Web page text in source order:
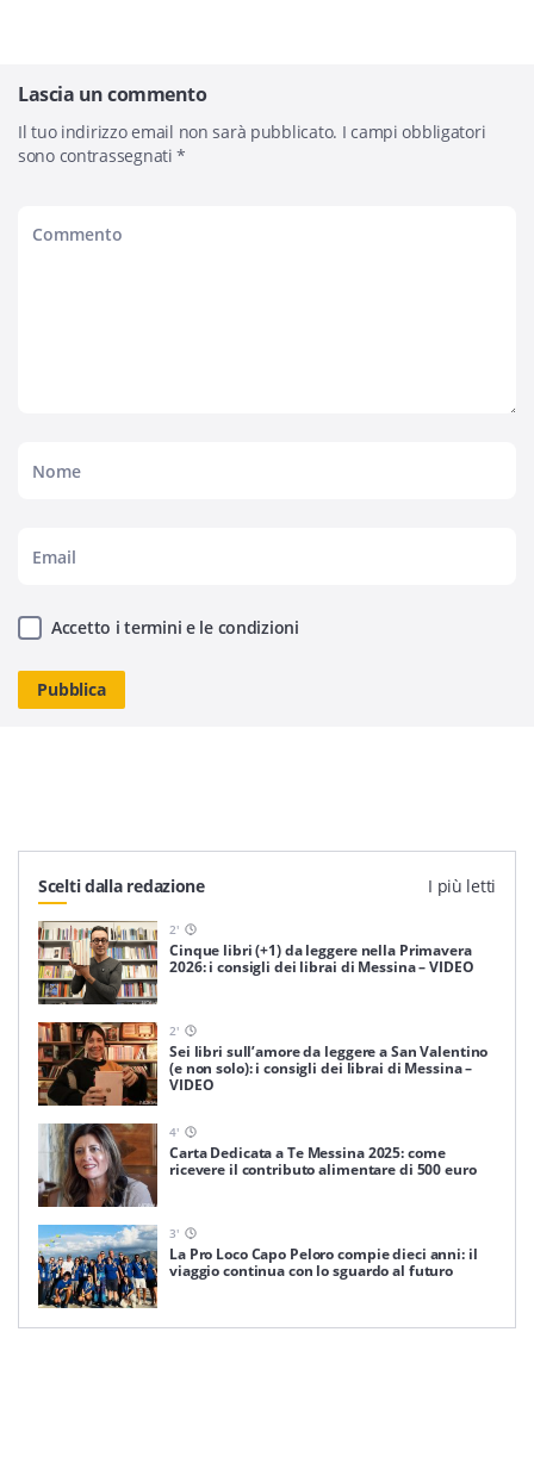
Lascia un commento
Il tuo indirizzo email non sarà pubblicato. I campi obbligatori
sono contrassegnati*
Accetto i termini e le condizioni
Scelti dalla redazione I più letti
2'
Cinque libri (+1) da leggere nella Primavera
2026: i consigli dei librai di Messina – VIDEO
2'
Sei libri sull’amore da leggere a San Valentino
(e non solo): i consigli dei librai di Messina –
VIDEO
4'
Carta Dedicata a Te Messina 2025: come
ricevere il contributo alimentare di 500 euro
3'
La Pro Loco Capo Peloro compie dieci anni: il
viaggio continua con lo sguardo al futuro